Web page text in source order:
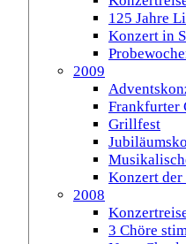
125 Jahre
Konzert in
2009
Frankfurter
Grillfest
Konzert der
2008
3 Chöre